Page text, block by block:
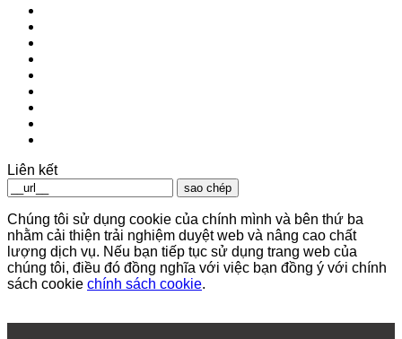
Liên kết
sao chép
Chúng tôi sử dụng cookie của chính mình và bên thứ ba
nhằm cải thiện trải nghiệm duyệt web và nâng cao chất
lượng dịch vụ. Nếu bạn tiếp tục sử dụng trang web của
chúng tôi, điều đó đồng nghĩa với việc bạn đồng ý với chính
sách cookie chính sách cookie.